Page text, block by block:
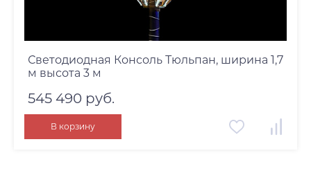
Светодиодная Консоль Тюльпан, ширина 1,7
м высота 3 м
545 490 руб.
В корзину